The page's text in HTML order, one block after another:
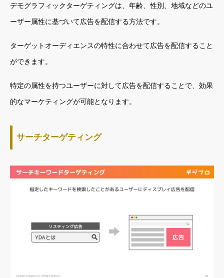
デモグラフィックターゲティングは、年齢、性別、地域などのユ
ーザー属性に基づいて広告を配信する方法です。
ターゲットオーディエンスの特性に合わせて広告を配信すること
ができます。
特定の属性を持つユーザーに対して広告を配信することで、効果
的なマーケティングが可能となります。
サーチターゲティング